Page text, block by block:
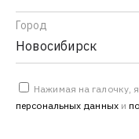
Город
Нажимая на галочку,
персональных данныхи